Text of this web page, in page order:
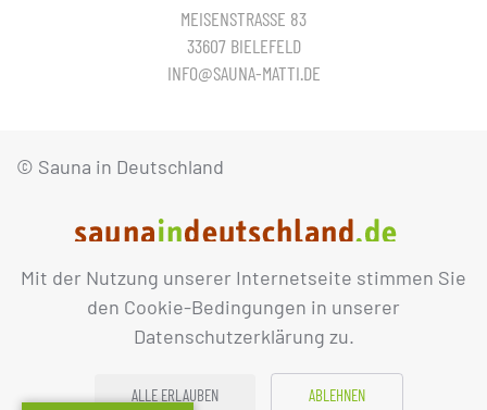
Mit der Nutzung unserer Internetseite stimmen Sie
den Cookie-Bedingungen in unserer
Datenschutzerklärung zu.
ALLE ERLAUBEN ABLEHNEN
MEISENSTRASSE 83
33607 BIELEFELD
INFO@SAUNA-MATTI.DE
© Sauna in Deutschland
IMPRESSUM DATENSCHUTZ